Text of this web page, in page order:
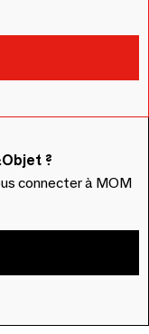
?
connecter à MOM